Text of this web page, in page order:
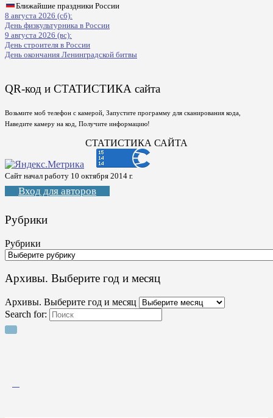
Ближайшие праздники России
8 августа 2026 (сб):
День физкультурника в России
9 августа 2026 (вс):
День строителя в России
День окончания Ленинградской битвы
QR-код и СТАТИСТИКА сайта
Возьмите моб телефон с камерой, Запустите программу для сканирования кода,
Наведите камеру на код, Получите информацию!
СТАТИСТИКА САЙТА
Сайт начал работу 10 октября 2014 г.
Вход для авторов
Рубрики
Рубрики
Архивы. Выберите год и месяц
Архивы. Выберите год и месяц
Search for: